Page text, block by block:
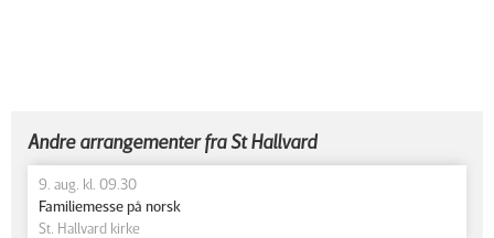
Andre arrangementer fra St Hallvard
9. aug. kl. 09.30
Familiemesse på norsk
St. Hallvard kirke